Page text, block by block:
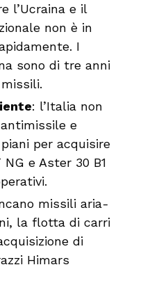
l’Ucraina e il
non è in
I
sono di tre anni
: l’Italia non
e
per acquisire
e Aster 30 B1
missili aria-
la flotta di carri
di
Himars